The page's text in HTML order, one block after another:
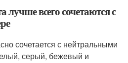
лучше всего сочетаются с
сочетается с нейтральными
серый, бежевый и